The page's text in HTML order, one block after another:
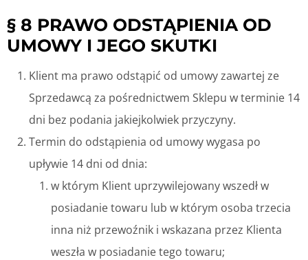
§ 8 PRAWO ODSTĄPIENIA OD
UMOWY I JEGO SKUTKI
Klient ma prawo odstąpić od umowy zawartej ze
Sprzedawcą za pośrednictwem Sklepu w terminie 14
dni bez podania jakiejkolwiek przyczyny.
Termin do odstąpienia od umowy wygasa po
upływie 14 dni od dnia:
w którym Klient uprzywilejowany wszedł w
posiadanie towaru lub w którym osoba trzecia
inna niż przewoźnik i wskazana przez Klienta
weszła w posiadanie tego towaru;